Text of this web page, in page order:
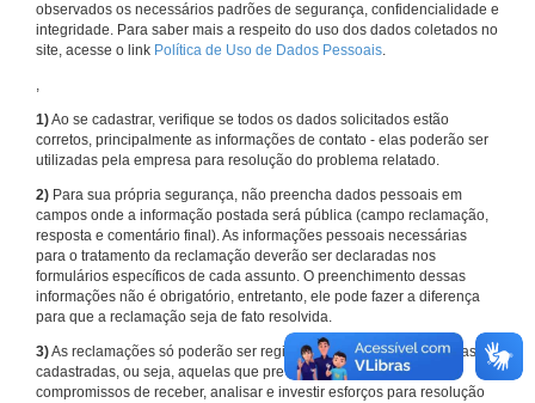
observados os necessários padrões de segurança, confidencialidade e
integridade. Para saber mais a respeito do uso dos dados coletados no
site, acesse o link Política de Uso de Dados Pessoais.
,
1)Ao se cadastrar, verifique se todos os dados solicitados estão
corretos, principalmente as informações de contato - elas poderão ser
utilizadas pela empresa para resolução do problema relatado.
2) Para sua própria segurança, não preencha dados pessoais em
campos onde a informação postada será pública (campo reclamação,
resposta e comentário final). As informações pessoais necessárias
para o tratamento da reclamação deverão ser declaradas nos
formulários específicos de cada assunto. O preenchimento dessas
informações não é obrigatório, entretanto, ele pode fazer a diferença
para que a reclamação seja de fato resolvida.
3)As reclamações só poderão ser registradas em face de empresas
cadastradas, ou seja, aquelas que previamente assumiram
compromissos de receber, analisar e investir esforços para resolução